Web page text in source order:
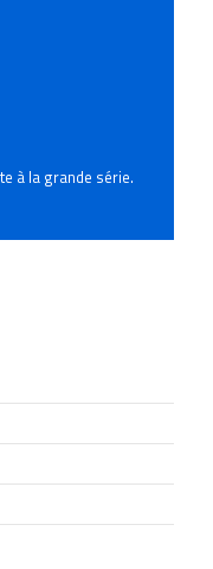
à la grande série.